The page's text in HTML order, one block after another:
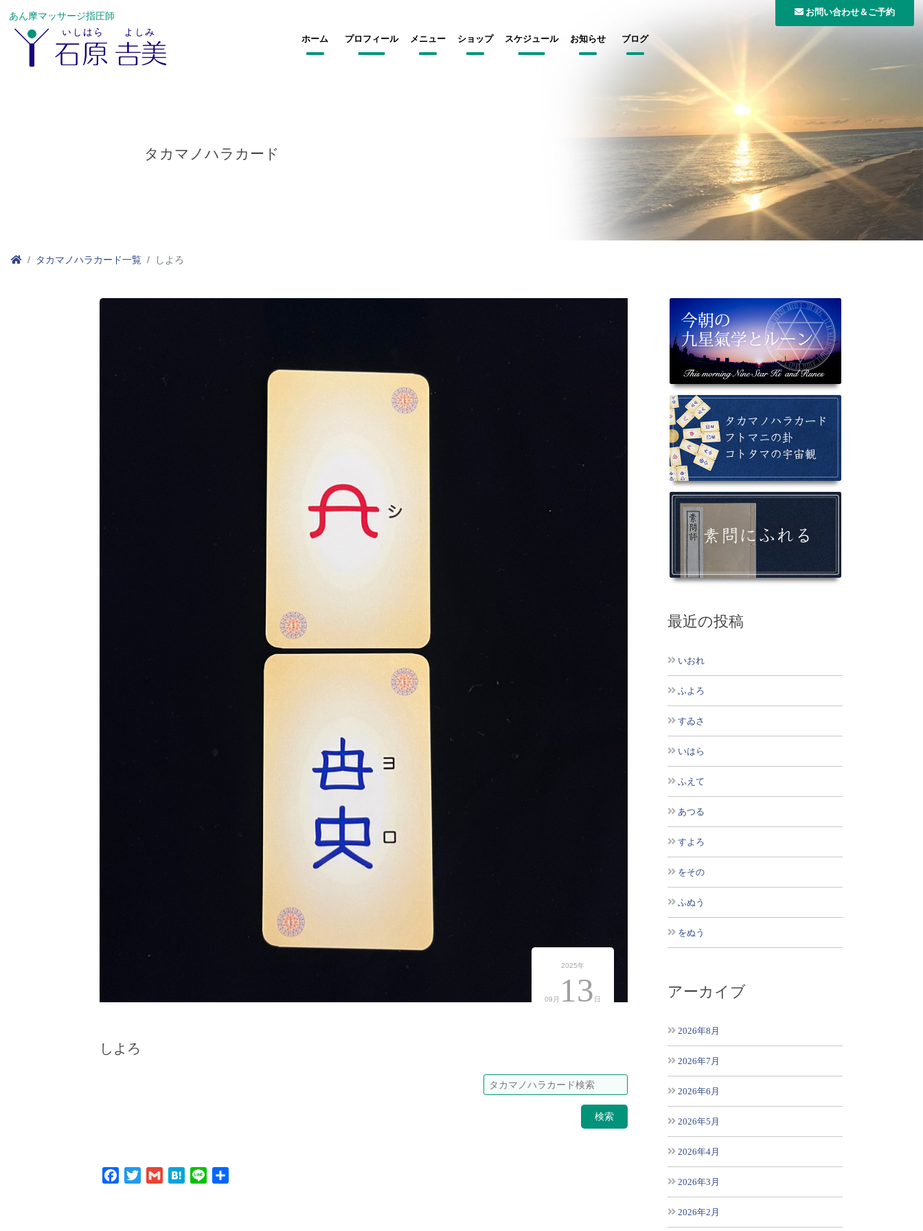
あん摩マッサージ指圧師 お問い合わせ＆ご予約
ホーム プロフィール メニュー ショップ スケジュール お知らせ ブログ
タカマノハラカード
タカマノハラカード一覧 しよろ
2025年
09月 13 日
しよろ
検索
Facebook
TwitterGmail Hatena
Line
最近の投稿
いおれ
ふよろ
すゐさ
いはら
ふえて
あつる
すよろ
をその
ふぬう
をぬう
アーカイブ
2026年8月
2026年7月
2026年6月
2026年5月
2026年4月
2026年3月
2026年2月